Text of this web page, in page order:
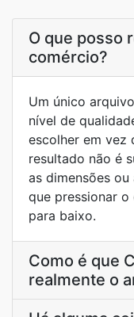
O que posso
comércio?
Um único
nível de
escolher em vez
resultado não é
as dimensões
que pressionar
para baixo.
Como é que
realmente o